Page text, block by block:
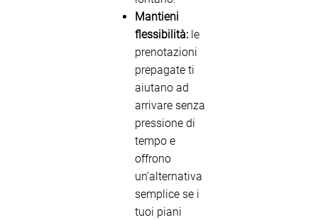
Mantieni
flessibilità: le
prenotazioni
prepagate ti
aiutano ad
arrivare senza
pressione di
tempo e
offrono
un’alternativa
semplice se i
tuoi piani